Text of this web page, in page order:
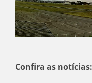
Confira as notícias: